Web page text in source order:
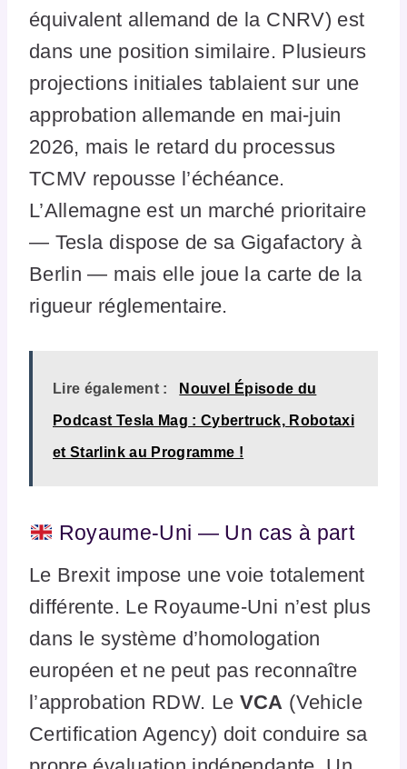
équivalent allemand de la CNRV) est
dans une position similaire. Plusieurs
projections initiales tablaient sur une
approbation allemande en mai-juin
2026, mais le retard du processus
TCMV repousse l’échéance.
L’Allemagne est un marché prioritaire
— Tesla dispose de sa Gigafactory à
Berlin — mais elle joue la carte de la
rigueur réglementaire.
Lire également : Nouvel Épisode du
Podcast Tesla Mag : Cybertruck, Robotaxi
et Starlink au Programme !
Royaume-Uni — Un cas à part
Le Brexit impose une voie totalement
différente. Le Royaume-Uni n’est plus
dans le système d’homologation
européen et ne peut pas reconnaître
l’approbation RDW. Le VCA (Vehicle
Certification Agency) doit conduire sa